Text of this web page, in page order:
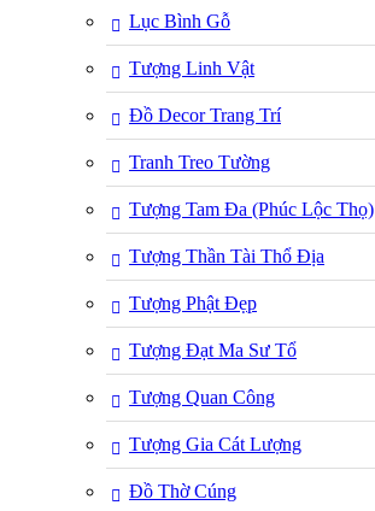
Lục Bình Gỗ
Tượng Linh Vật
Đồ Decor Trang Trí
Tranh Treo Tường
Tượng Tam Đa (Phúc Lộc Thọ)
Tượng Thần Tài Thổ Địa
Tượng Phật Đẹp
Tượng Đạt Ma Sư Tổ
Tượng Quan Công
Tượng Gia Cát Lượng
Đồ Thờ Cúng